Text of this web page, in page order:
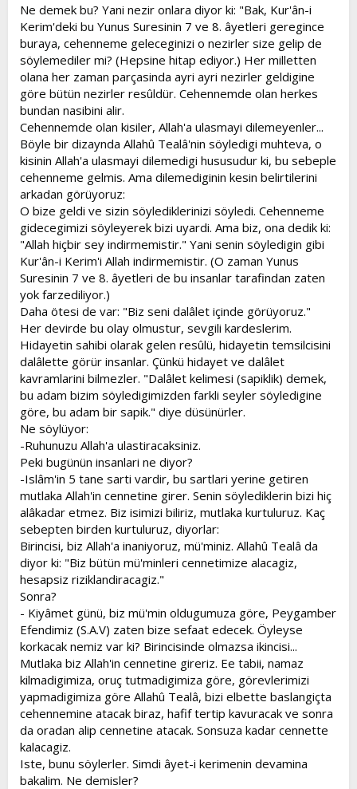
Ne demek bu? Yani nezir onlara diyor ki: "Bak, Kur'ân-i
Kerim'deki bu Yunus Suresinin 7 ve 8. âyetleri geregince
buraya, cehenneme geleceginizi o nezirler size gelip de
söylemediler mi? (Hepsine hitap ediyor.) Her milletten
olana her zaman parçasinda ayri ayri nezirler geldigine
göre bütün nezirler resûldür. Cehennemde olan herkes
bundan nasibini alir.
Cehennemde olan kisiler, Allah'a ulasmayi dilemeyenler...
Böyle bir dizaynda Allahû Tealâ'nin söyledigi muhteva, o
kisinin Allah'a ulasmayi dilemedigi hususudur ki, bu sebeple
cehenneme gelmis. Ama dilemediginin kesin belirtilerini
arkadan görüyoruz:
O bize geldi ve sizin söylediklerinizi söyledi. Cehenneme
gidecegimizi söyleyerek bizi uyardi. Ama biz, ona dedik ki:
"Allah hiçbir sey indirmemistir." Yani senin söyledigin gibi
Kur'ân-i Kerim'i Allah indirmemistir. (O zaman Yunus
Suresinin 7 ve 8. âyetleri de bu insanlar tarafindan zaten
yok farzediliyor.)
Daha ötesi de var: "Biz seni dalâlet içinde görüyoruz."
Her devirde bu olay olmustur, sevgili kardeslerim.
Hidayetin sahibi olarak gelen resûlü, hidayetin temsilcisini
dalâlette görür insanlar. Çünkü hidayet ve dalâlet
kavramlarini bilmezler. "Dalâlet kelimesi (sapiklik) demek,
bu adam bizim söyledigimizden farkli seyler söyledigine
göre, bu adam bir sapik." diye düsünürler.
Ne söylüyor:
-Ruhunuzu Allah'a ulastiracaksiniz.
Peki bugünün insanlari ne diyor?
-Islâm'in 5 tane sarti vardir, bu sartlari yerine getiren
mutlaka Allah'in cennetine girer. Senin söylediklerin bizi hiç
alâkadar etmez. Biz isimizi biliriz, mutlaka kurtuluruz. Kaç
sebepten birden kurtuluruz, diyorlar:
Birincisi, biz Allah'a inaniyoruz, mü'miniz. Allahû Tealâ da
diyor ki: "Biz bütün mü'minleri cennetimize alacagiz,
hesapsiz riziklandiracagiz."
Sonra?
- Kiyâmet günü, biz mü'min oldugumuza göre, Peygamber
Efendimiz (S.A.V) zaten bize sefaat edecek. Öyleyse
korkacak nemiz var ki? Birincisinde olmazsa ikincisi...
Mutlaka biz Allah'in cennetine gireriz. Ee tabii, namaz
kilmadigimiza, oruç tutmadigimiza göre, görevlerimizi
yapmadigimiza göre Allahû Tealâ, bizi elbette baslangiçta
cehennemine atacak biraz, hafif tertip kavuracak ve sonra
da oradan alip cennetine atacak. Sonsuza kadar cennette
kalacagiz.
Iste, bunu söylerler. Simdi âyet-i kerimenin devamina
bakalim. Ne demisler?